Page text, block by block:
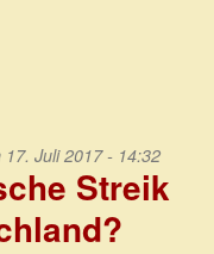
Juli 2017 - 14:32
Streik